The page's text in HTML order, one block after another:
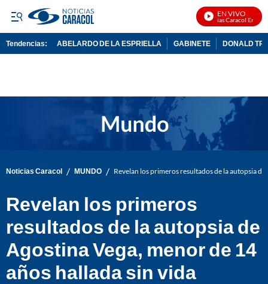
EN VIVO
Noticias Caracol En Vivo
Tendencias: ABELARDO DE LA ESPRIELLA GABINETE DONALD
Noticias Caracol / MUNDO / Revelan los primeros resultados de la autopsia
Revelan los primeros
resultados de la autopsia de
Agostina Vega, menor de 14
años hallada sin vida